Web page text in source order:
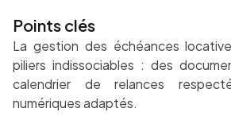
Points clés
La gestion des échéances
piliers indissociables : des
calendrier de relances
numériques adaptés.